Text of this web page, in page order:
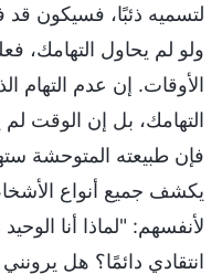
لتسميه ذئبًا، فسيكون
ولو لم يحاول التهامك،
الأوقات. إن عدم التهام
التهامك، بل إن الوقت
فإن طبيعته المتوحشة
يكشف جميع أنواع
لأنفسهم: "لماذا أنا
انتقادي دائمًا؟ هل